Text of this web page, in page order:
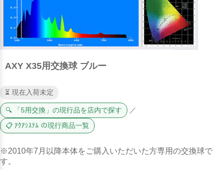
AXY X35用交換球 ブルー
⏳ 現在入荷未定
🔍 「5用交換」の現行品を店内で探す ／
📋 ｱｸｱｼｽﾃﾑ の現行商品一覧
※2010年7月以降本体をご購入いただいた方専用の交換球で
す。